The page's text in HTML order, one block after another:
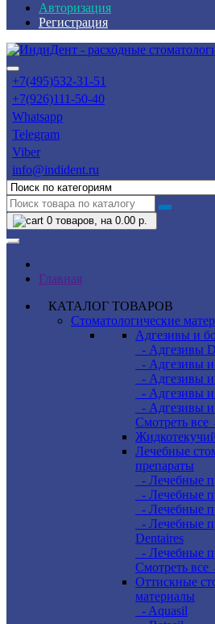
Авторизация
Регистрация
+7(495)532-31-51
+7(926)111-50-40
Whatsapp
Telegram
Viber
info@indident.ru
0 товаров, на 0.00 р.
Главная
КАТАЛОГ ТОВАРОВ
Стоматологические
Адгезивы и
- Адгезивы
- Адгезивы
- Адгезивы
- Адгезивы
- Адгезивы
Смотреть все
Лечебные
препараты
- Лечебные
- Лечебные
- Лечебные
- Лечебные
Dentaires
- Лечебные
Смотреть все
Оттискные
материалы
- Aquasil